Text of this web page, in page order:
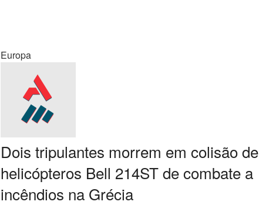
Europa
Dois tripulantes morrem em colisão de
helicópteros Bell 214ST de combate a
incêndios na Grécia